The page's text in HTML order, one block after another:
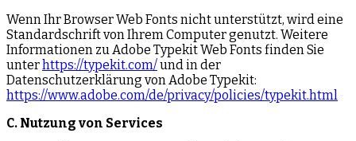
Wenn Ihr Browser Web Fonts nicht unterstützt, wird eine
Standardschrift von Ihrem Computer genutzt. Weitere
Informationen zu Adobe Typekit Web Fonts finden Sie
unterhttps://typekit.com/und in der
Datenschutzerklärung von Adobe Typekit:
https://www.adobe.com/de/privacy/policies/typekit.html
C. Nutzung von Services